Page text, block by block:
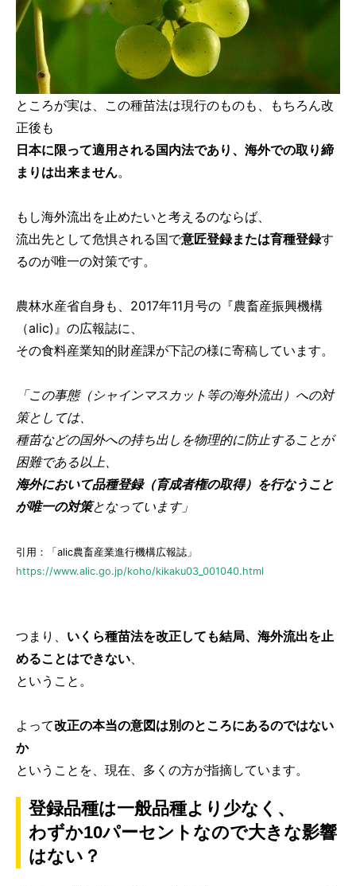
ところが実は、この種苗法は現行のものも、もちろん改
正後も
日本に限って適用される国内法であり、海外での取り締
まりは出来ません。
もし海外流出を止めたいと考えるのならば、
流出先として危惧される国で意匠登録または育種登録す
るのが唯一の対策です。
農林水産省自身も、2017年11月号の『農畜産振興機構
（alic)』の広報誌に、
その食料産業知的財産課が下記の様に寄稿しています。
「この事態（シャインマスカット等の海外流出）への対
策としては、
種苗などの国外への持ち出しを物理的に防止することが
困難である以上、
海外において品種登録（育成者権の取得）を行なうこと
が唯一の対策となっています」
引用：「alic農畜産業進行機構広報誌」
https://www.alic.go.jp/koho/kikaku03_001040.html
つまり、 いくら種苗法を改正しても結局、海外流出を止
めることはできない
ということ。
よって改正の本当の意図は別のところにあるのではない
か
ということを、現在、多くの方が指摘しています。
登録品種は一般品種より少なく、
わずか10パーセントなので大きな影響
はない？